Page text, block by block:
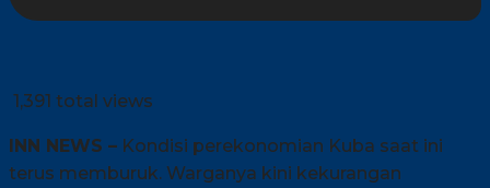
1,391 total views
INN NEWS – Kondisi perekonomian Kuba saat ini
terus memburuk. Warganya kini kekurangan